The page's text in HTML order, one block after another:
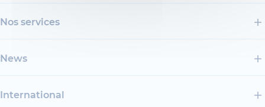
Nos services
News
International